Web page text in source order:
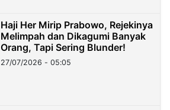
Haji Her Mirip Prabowo, Rejekinya
Melimpah dan Dikagumi Banyak
Orang, Tapi Sering Blunder!
27/07/2026 - 05:05